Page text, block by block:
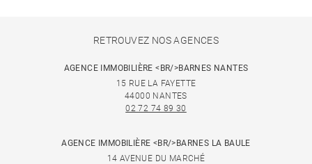
RETROUVEZ NOS AGENCES
AGENCE IMMOBILIÈRE <BR/>BARNES NANTES
15 RUE LA FAYETTE
44000 NANTES
02 72 74 89 30
AGENCE IMMOBILIÈRE <BR/>BARNES LA BAULE
14 AVENUE DU MARCHÉ